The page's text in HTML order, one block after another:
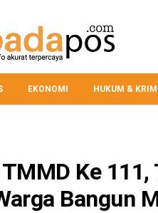
EKONOMI HUKUM &
Ke
Bangun